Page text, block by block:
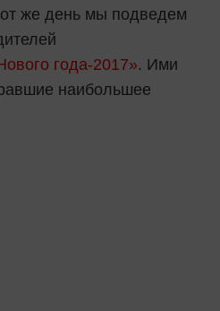
же день мы подведем
года-2017». Ими
наибольшее